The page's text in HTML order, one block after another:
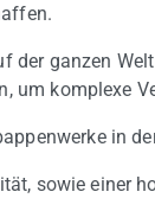
der ganzen
um komplexe
in
sowie einer